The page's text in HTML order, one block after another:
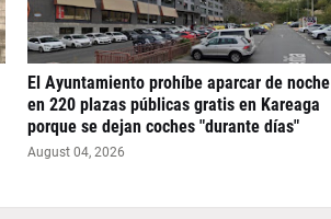
El Ayuntamiento prohíbe aparcar de noche
en 220 plazas públicas gratis en Kareaga
porque se dejan coches "durante días"
August 04, 2026